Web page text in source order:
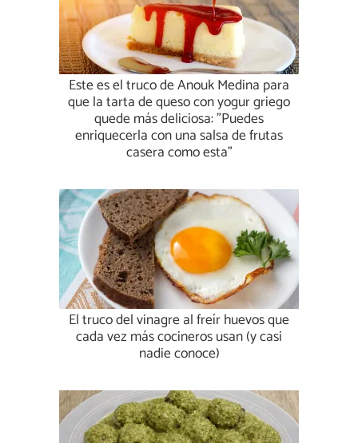
Este es el truco de Anouk Medina para
que la tarta de queso con yogur griego
quede más deliciosa: "Puedes
enriquecerla con una salsa de frutas
casera como esta"
El truco del vinagre al freír huevos que
cada vez más cocineros usan (y casi
nadie conoce)